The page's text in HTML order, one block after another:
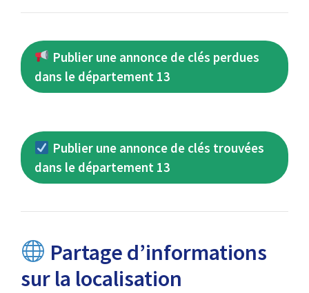
Publier une annonce de clés perdues
dans le département 13
Publier une annonce de clés trouvées
dans le département 13
Partage d’informations
sur la localisation